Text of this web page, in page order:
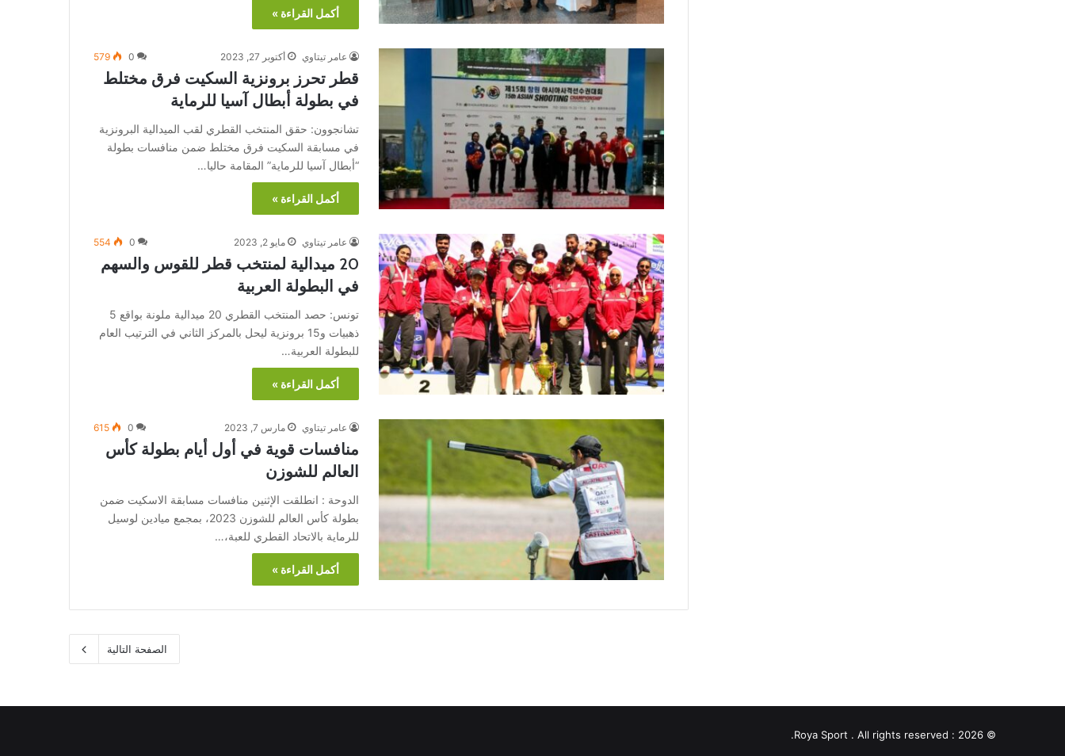
أكمل القراءة »
عامر تيتاوي أكتوبر 27, 2023 0
579
قطر تحرز برونزية السكيت فرق مختلط
في بطولة أبطال آسيا للرماية
تشانجوون: حقق المنتخب القطري لقب الميدالية البرونزية
في مسابقة السكيت فرق مختلط ضمن منافسات بطولة
“أبطال آسيا للرماية” المقامة حاليا…
أكمل القراءة »
عامر تيتاوي مايو 2, 2023 0
554
20 ميدالية لمنتخب قطر للقوس والسهم
في البطولة العربية
تونس: حصد المنتخب القطري 20 ميدالية ملونة بواقع 5
ذهبيات و15 برونزية ليحل بالمركز الثاني في الترتيب العام
للبطولة العربية…
أكمل القراءة »
عامر تيتاوي مارس 7, 2023 0
615
منافسات قوية في أول أيام بطولة كأس
العالم للشوزن
الدوحة : انطلقت الإثنين منافسات مسابقة الاسكيت ضمن
بطولة كأس العالم للشوزن 2023، بمجمع ميادين لوسيل
للرماية بالاتحاد القطري للعبة،…
أكمل القراءة »
الصفحة التالية
© 2026 : Roya Sport . All rights reserved.